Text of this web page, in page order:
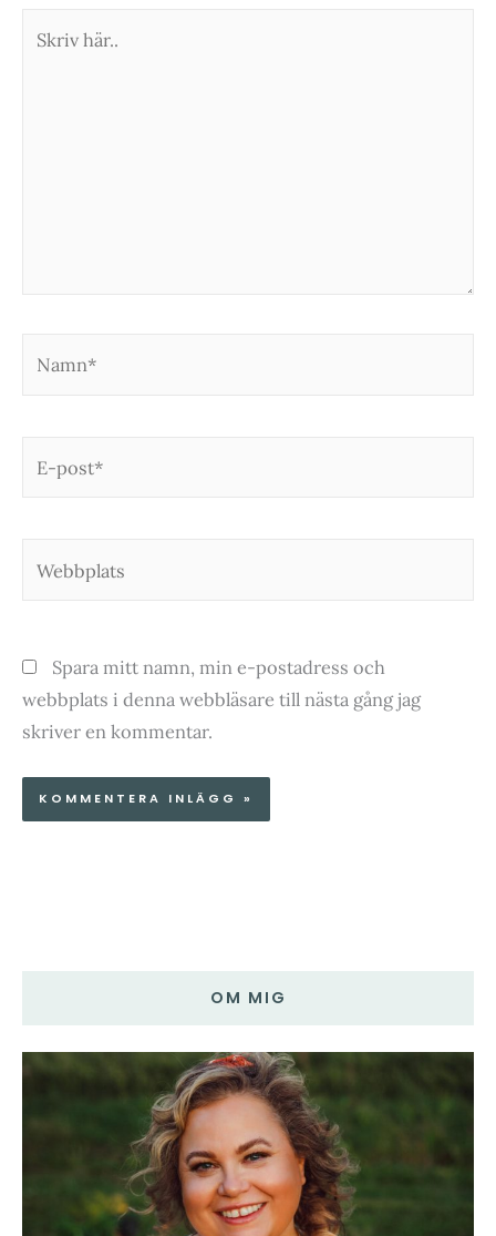
här..
post*
Spara mitt namn, min e-postadress och
webbplats i denna webbläsare till nästa gång jag
skriver en kommentar.
OM MIG